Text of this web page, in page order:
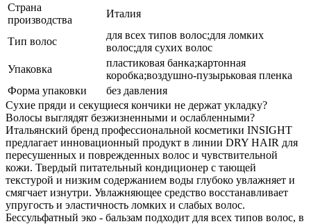
Страна
производства
Италия
Тип волос
для всех типов волос;для ломких
волос;для сухих волос
Упаковка
пластиковая банка;картонная
коробка;воздушно-пузырьковая пленка
Форма упаковки
без давления
Сухие пряди и секущиеся кончики не держат укладку?
Волосы выглядят безжизненными и ослабленными?
Итальянский бренд профессиональной косметики INSIGHT
предлагает инновационный продукт в линии DRY HAIR для
пересушенных и поврежденных волос и чувствительной
кожи. Твердый питательный кондиционер с тающей
текстурой и низким содержанием воды глубоко увлажняет и
смягчает изнутри. Увлажняющее средство восстанавливает
упругость и эластичность ломких и слабых волос.
Бессульфатный эко - бальзам подходит для всех типов волос, в